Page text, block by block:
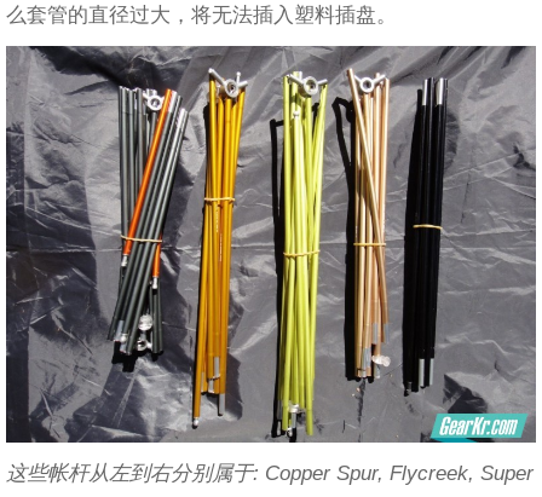
么套管的直径过大，将无法插入塑料插盘。
这些帐杆从左到右分别属于: Copper Spur, Flycreek, Super